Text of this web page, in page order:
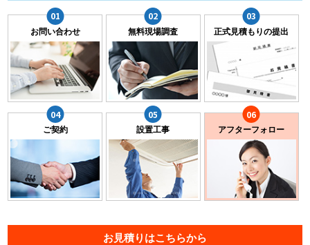
お問い合わせ 無料現場調査 正式見積もりの提出
ご契約 設置工事 アフターフォロー
お見積りはこちらから